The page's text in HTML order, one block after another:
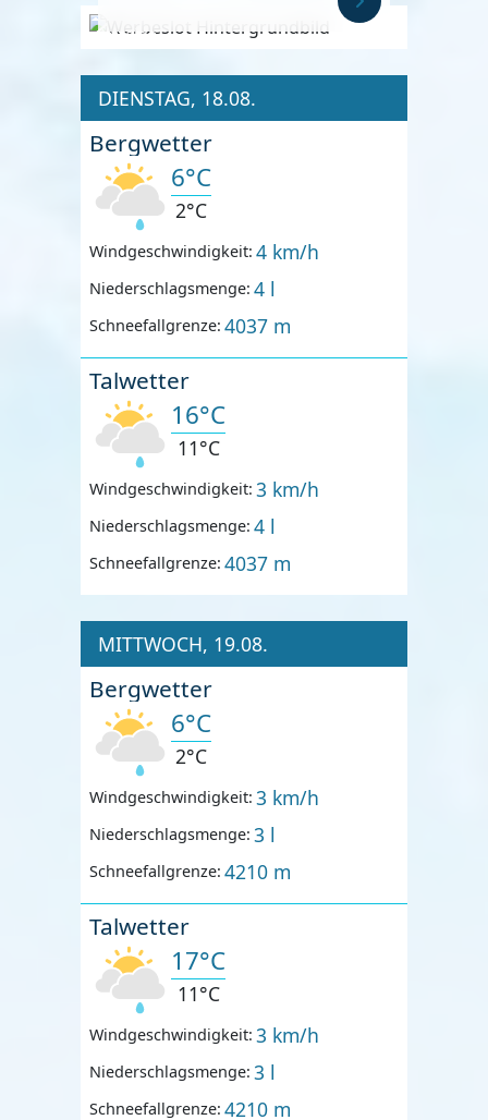
Anzeige
DIENSTAG, 18.08.
Bergwetter
6°C
2°C
Windgeschwindigkeit: 4 km/h
Niederschlagsmenge: 4 l
Schneefallgrenze: 4037 m
Talwetter
16°C
11°C
Windgeschwindigkeit: 3 km/h
Niederschlagsmenge: 4 l
Schneefallgrenze: 4037 m
MITTWOCH, 19.08.
Bergwetter
6°C
2°C
Windgeschwindigkeit: 3 km/h
Niederschlagsmenge: 3 l
Schneefallgrenze: 4210 m
Talwetter
17°C
11°C
Windgeschwindigkeit: 3 km/h
Niederschlagsmenge: 3 l
Schneefallgrenze: 4210 m